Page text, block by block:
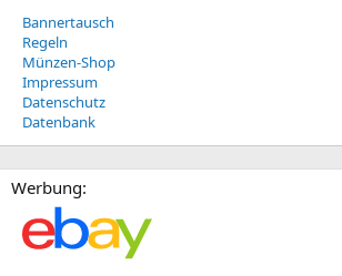
Bannertausch
Regeln
Münzen-Shop
Impressum
Datenschutz
Datenbank
Werbung: